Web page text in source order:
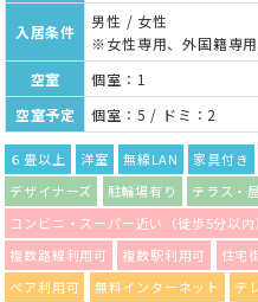
入居条件
男性 / 女性
※女性専用、外国籍専
空室
個室：1
空室予定
個室：5 / ドミ：2
６畳以上 洋室 無線LAN 家具付き
デザイナーズ
駐輪場有り テラス・
コンビニ・スーパー近い（徒歩5分以内
複数路線利用可
複数駅利用可 住宅
ペア利用可
無料インターネット テ